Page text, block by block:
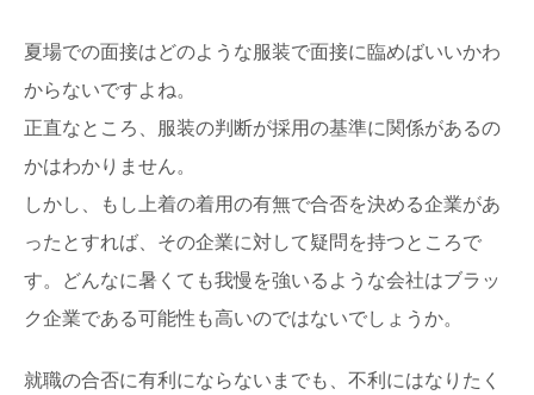
ているのか気になりますよね。 では、大学職...
扶養内で働くための103万円の期間について
扶養内で働くにはどんなことに注意したらいいのでしょう
か？103万円ギリギリまで働くとちょっとしたこと...
中間管理職はストレスで気が狂いそう！そん
中間管理職の仕事では上司にいいように使われ、部下は指
夏場での面接はどのような服装で面接に臨めばいいかわ
からないですよね。
正直なところ、服装の判断が採用の基準に関係があるの
かはわかりません。
しかし、もし上着の着用の有無で合否を決める企業があ
ったとすれば、その企業に対して疑問を持つところで
す。どんなに暑くても我慢を強いるような会社はブラッ
ク企業である可能性も高いのではないでしょうか。
就職の合否に有利にならないまでも、不利にはなりたく